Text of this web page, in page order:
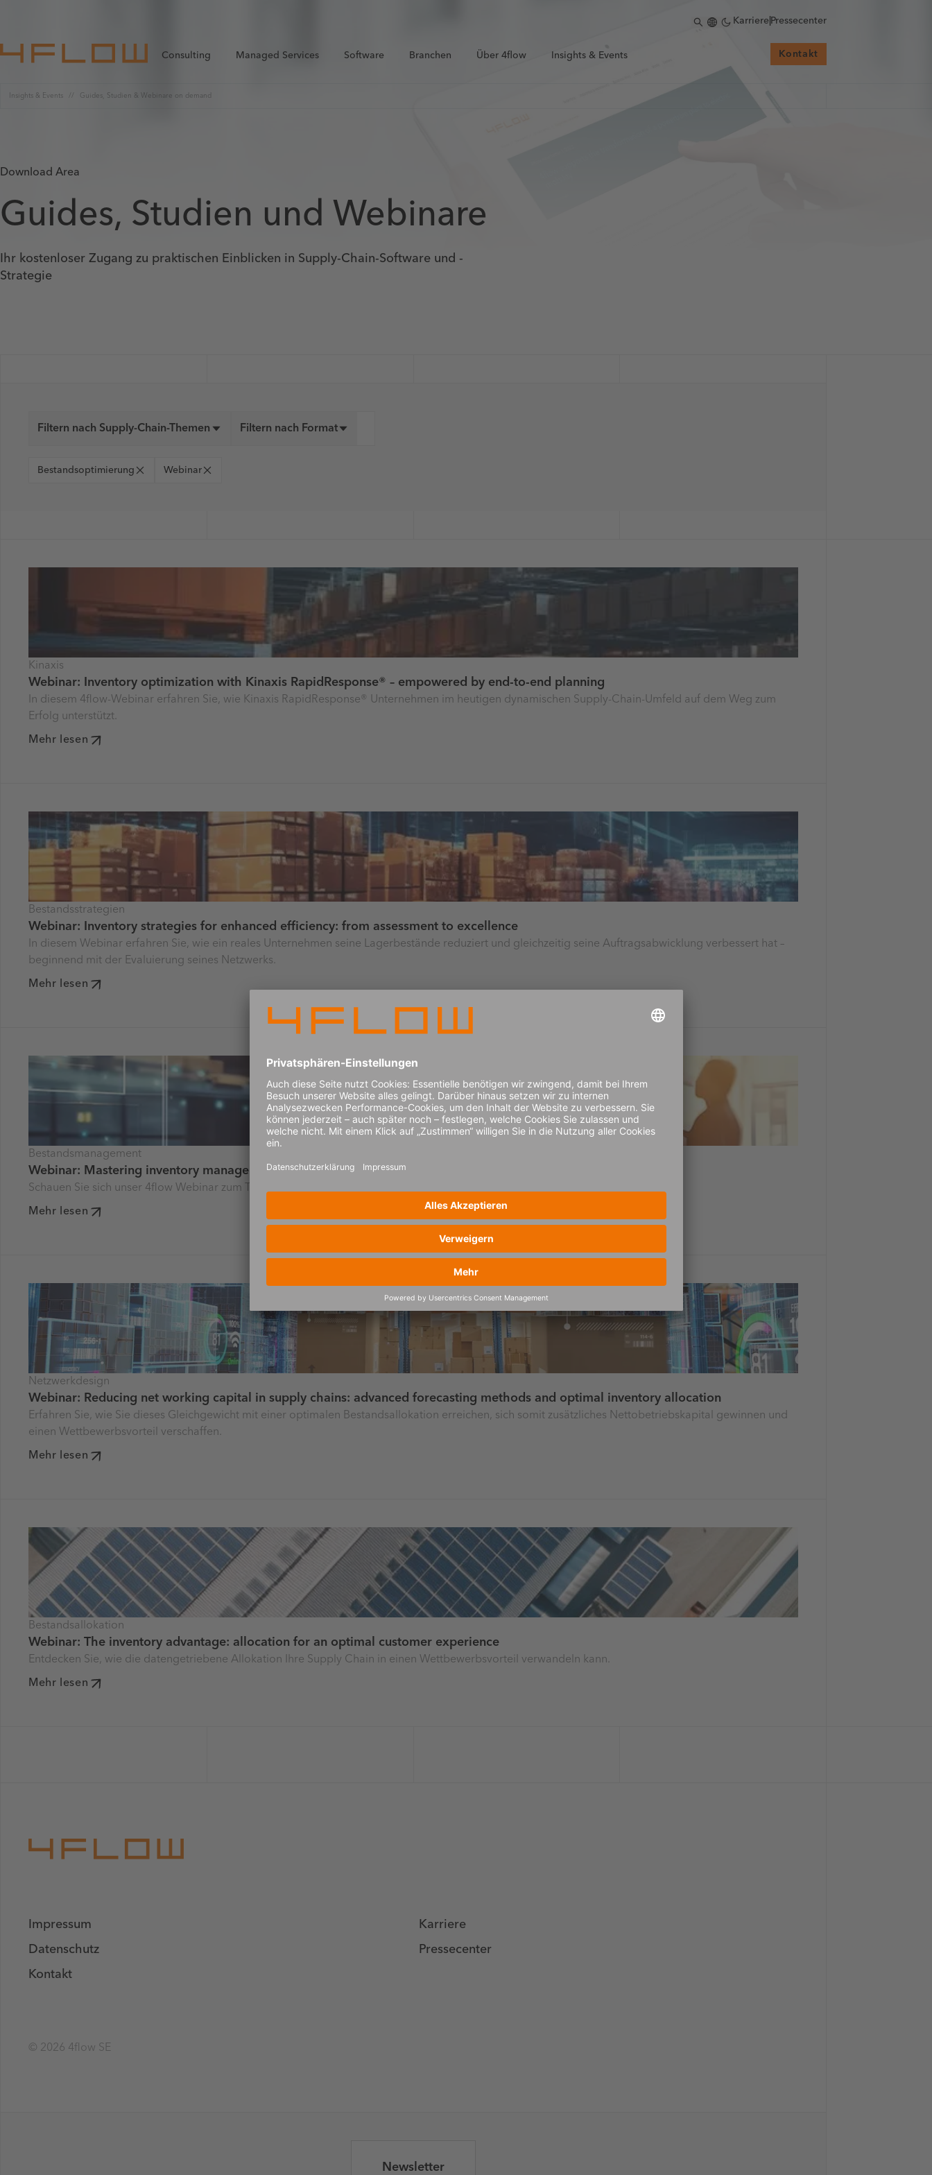
Kontakt
Consulting Managed Services Software Branchen Über 4flow Insights & Events
Karriere Pressecenter
Insights & Events Guides, Studien & Webinare on demand
Download Area
Guides, Studien und Webinare
Ihr kostenloser Zugang zu praktischen Einblicken in Supply-Chain-Software und -
Strategie
Filtern nach Supply-Chain-Themen Filtern nach Format
Bestandsoptimierung Webinar
Kinaxis
Webinar: Inventory optimization with Kinaxis RapidResponse® – empowered by end-to-end planning
In diesem 4flow-Webinar erfahren Sie, wie Kinaxis RapidResponse® Unternehmen im heutigen dynamischen Supply-Chain-Umfeld auf dem Weg zum
Erfolg unterstützt.
Mehr lesen
Bestandsstrategien
Webinar: Inventory strategies for enhanced efficiency: from assessment to excellence
In diesem Webinar erfahren Sie, wie ein reales Unternehmen seine Lagerbestände reduziert und gleichzeitig seine Auftragsabwicklung verbessert hat –
beginnend mit der Evaluierung seines Netzwerks.
Mehr lesen
Bestandsmanagement
Webinar: Mastering inventory management – key levers for end-to-end optimization
Schauen Sie sich unser 4flow Webinar zum Thema Bestandsoptimierung an.
Mehr lesen
Netzwerkdesign
Webinar: Reducing net working capital in supply chains: advanced forecasting methods and optimal inventory allocation
Erfahren Sie, wie Sie dieses Gleichgewicht mit einer optimalen Bestandsallokation erreichen, sich somit zusätzliches Nettobetriebskapital gewinnen und
einen Wettbewerbsvorteil verschaffen.
Mehr lesen
Bestandsallokation
Webinar: The inventory advantage: allocation for an optimal customer experience
Entdecken Sie, wie die datengetriebene Allokation Ihre Supply Chain in einen Wettbewerbsvorteil verwandeln kann.
Mehr lesen
Impressum
Datenschutz
Kontakt
Karriere
Pressecenter
© 2026 4flow SE
Newsletter